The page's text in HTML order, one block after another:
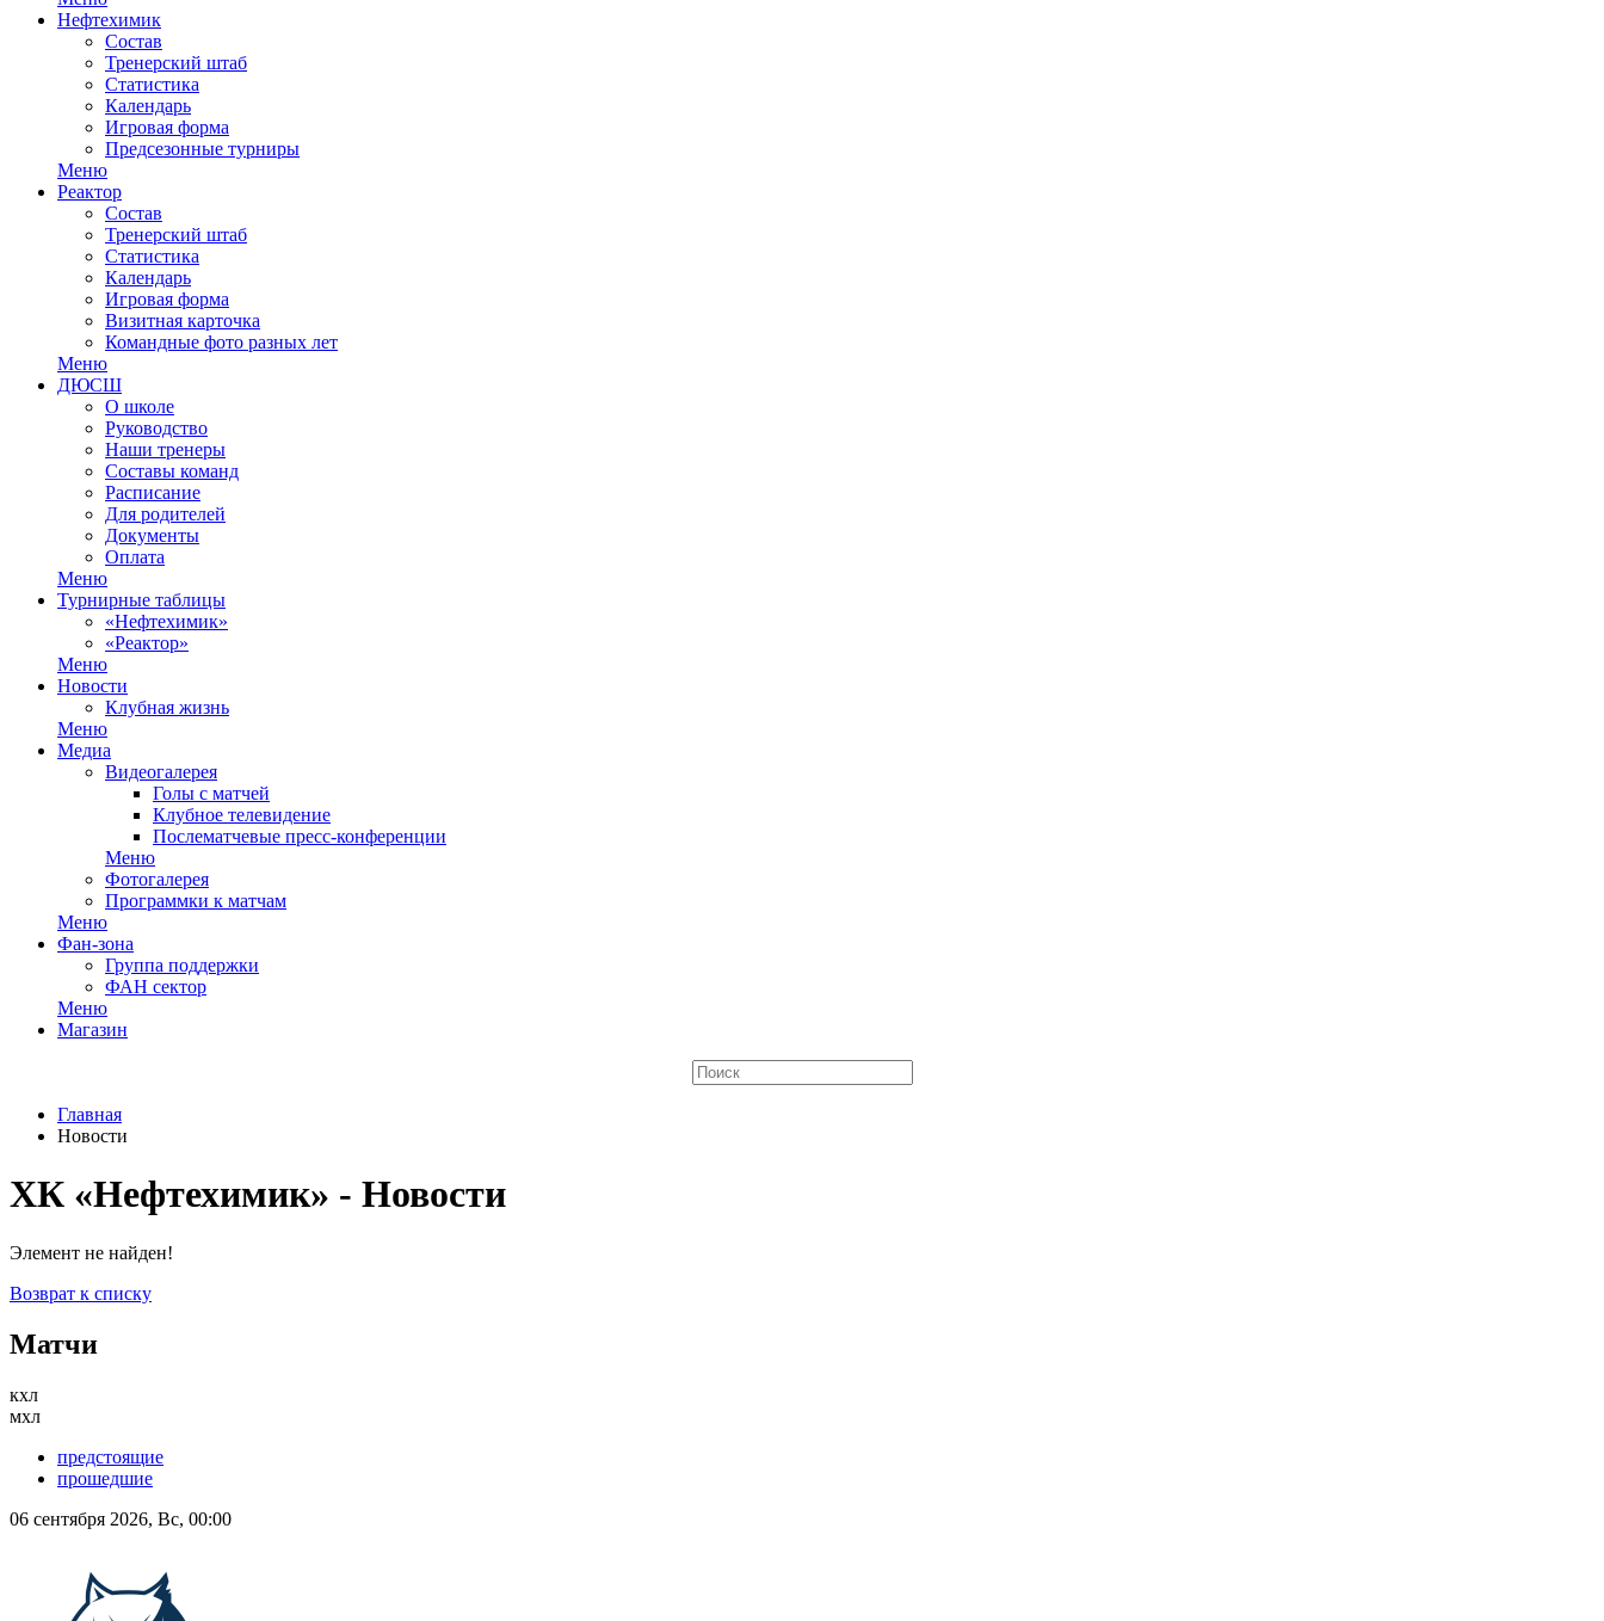
Нефтехимик
Состав
Тренерский штаб
Статистика
Календарь
Игровая форма
Предсезонные турниры
Меню
Реактор
Состав
Тренерский штаб
Статистика
Календарь
Игровая форма
Визитная карточка
Командные фото разных лет
Меню
ДЮСШ
О школе
Руководство
Наши тренеры
Составы команд
Расписание
Для родителей
Документы
Оплата
Меню
Турнирные таблицы
«Нефтехимик»
«Реактор»
Меню
Новости
Клубная жизнь
Меню
Медиа
Видеогалерея
Голы с матчей
Клубное телевидение
Послематчевые пресс-конференции
Меню
Фотогалерея
Программки к матчам
Меню
Фан-зона
Группа поддержки
ФАН сектор
Меню
Магазин
Главная
Новости
ХК «Нефтехимик» - Новости
Элемент не найден!
Возврат к списку
Матчи
кхл
мхл
предстоящие
прошедшие
06 сентября 2026, Вс, 00:00